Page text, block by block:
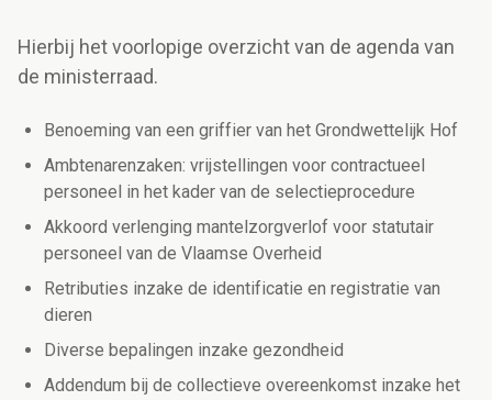
Hierbij het voorlopige overzicht van de agenda van
de ministerraad.
Benoeming van een griffier van het Grondwettelijk Hof
Ambtenarenzaken: vrijstellingen voor contractueel
personeel in het kader van de selectieprocedure
Akkoord verlenging mantelzorgverlof voor statutair
personeel van de Vlaamse Overheid
Retributies inzake de identificatie en registratie van
dieren
Diverse bepalingen inzake gezondheid
Addendum bij de collectieve overeenkomst inzake het